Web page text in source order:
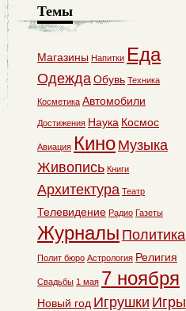
Темы
Магазины Напитки Еда
ОдеждаОбувь Техника
Косметика Автомобили
Достижения Наука Космос
Авиация Кино Музыка
Живопись Книги
Архитектура Театр
Телевидение Радио Газеты
Журналы Политика
Полит бюро Астрология Религия
Свадьбы 1 мая 7 ноября
Новый год Игрушки Игры